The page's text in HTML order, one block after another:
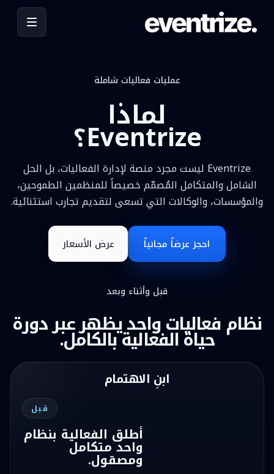
عمليات فعاليات شاملة
لماذا
Eventrize؟
Eventrize ليست مجرد منصة لإدارة الفعاليات، بل الحل
الشامل والمتكامل المُصمّم خصيصاً للمنظمين الطموحين،
والمؤسسات، والوكالات التي تسعى لتقديم تجارب استثنائية.
احجز عرضاً مجانياً عرض الأسعار
قبل وأثناء وبعد
نظام فعاليات واحد يظهر عبر دورة
حياة الفعالية بالكامل.
ابنِ الاهتمام
قبل
أطلق الفعالية بنظام
واحد متكامل
ومصقول.